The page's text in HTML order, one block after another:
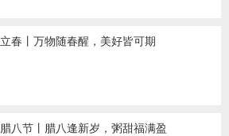
立春丨万物随春醒，美好皆可期
腊八节丨腊八逢新岁，粥甜福满盈